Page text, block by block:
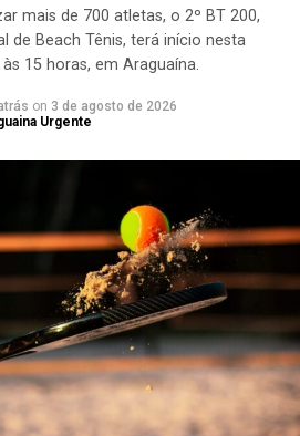
mais de 700 atletas, o 2º BT 200,
de Beach Tênis, terá início nesta
15 horas, em Araguaína.
on 3 de agosto de 2026
Urgente